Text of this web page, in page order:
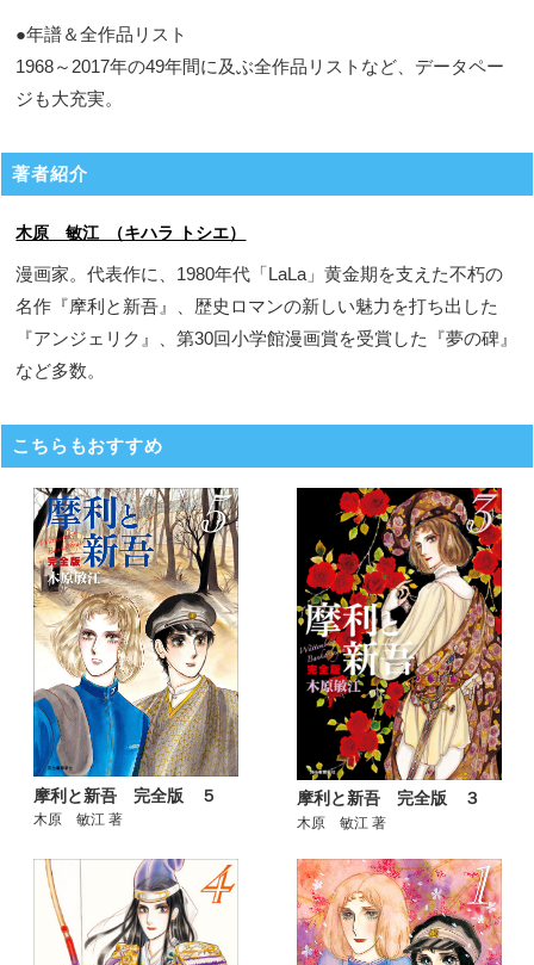
●年譜＆全作品リスト
1968～2017年の49年間に及ぶ全作品リストなど、データペー
ジも大充実。
著者紹介
木原 敏江 （キハラ トシエ）
漫画家。代表作に、1980年代「LaLa」黄金期を支えた不朽の
名作『摩利と新吾』、歴史ロマンの新しい魅力を打ち出した
『アンジェリク』、第30回小学館漫画賞を受賞した『夢の碑』
など多数。
こちらもおすすめ
摩利と新吾 完全版 ５
木原 敏江 著
摩利と新吾 完全版 ３
木原 敏江 著